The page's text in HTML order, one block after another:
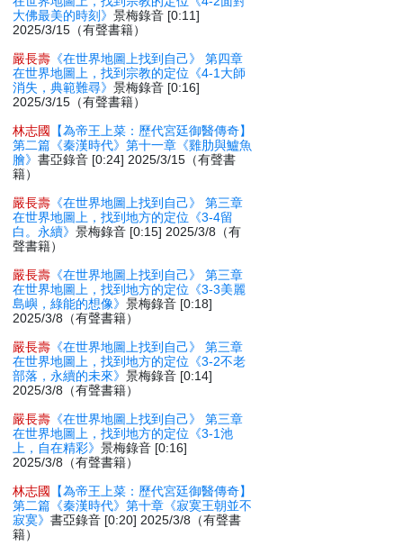
大佛最美的時刻》景梅錄音 [0:11]
2025/3/15（有聲書籍）
嚴長壽 《在世界地圖上找到自己》 第四章
在世界地圖上，找到宗教的定位《4-1大師
消失，典範難尋》景梅錄音 [0:16]
2025/3/15（有聲書籍）
林志國
【為帝王上菜：歷代宮廷御醫傳奇】
第二篇《秦漢時代》第十一章《雞肋與鱸魚
膾》書亞錄音 [0:24] 2025/3/15（有聲書
籍）
嚴長壽 《在世界地圖上找到自己》 第三章
在世界地圖上，找到地方的定位《3-4留
白。永續》景梅錄音 [0:15] 2025/3/8（有
聲書籍）
嚴長壽 《在世界地圖上找到自己》 第三章
在世界地圖上，找到地方的定位《3-3美麗
島嶼，綠能的想像》景梅錄音 [0:18]
2025/3/8（有聲書籍）
嚴長壽 《在世界地圖上找到自己》 第三章
在世界地圖上，找到地方的定位《3-2不老
部落，永續的未來》景梅錄音 [0:14]
2025/3/8（有聲書籍）
嚴長壽 《在世界地圖上找到自己》 第三章
在世界地圖上，找到地方的定位《3-1池
上，自在精彩》景梅錄音 [0:16]
2025/3/8（有聲書籍）
林志國
【為帝王上菜：歷代宮廷御醫傳奇】
第二篇《秦漢時代》第十章《寂寞王朝並不
寂寞》書亞錄音 [0:20] 2025/3/8（有聲書
籍）